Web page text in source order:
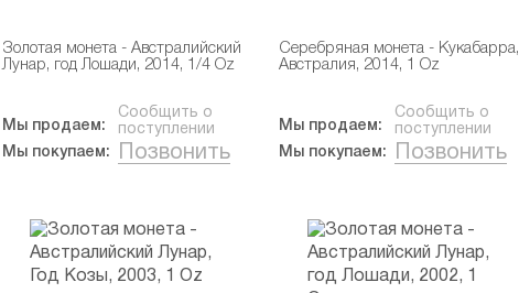
Золотая монета - Австралийский
Лунар, год Лошади, 2014, 1/4 Oz
Мы продаем:
Сообщить о
поступлении
Мы покупаем:
Позвонить
Серебряная монета - Кукабарра,
Австралия, 2014, 1 Oz
Мы продаем:
Сообщить о
поступлении
Мы покупаем:
Позвонить